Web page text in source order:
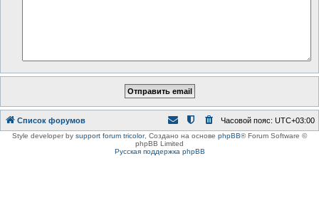
Список форумов Часовой пояс: UTC+03:00
Style developer by support forum tricolor, Создано на основе phpBB® Forum Software ©
phpBB Limited
Русская поддержка phpBB